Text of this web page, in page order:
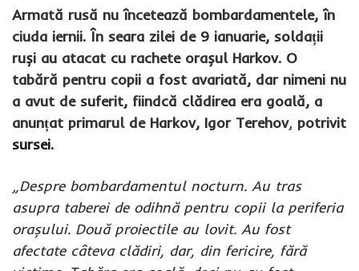
Armată rusă nu încetează bombardamentele, în
ciuda iernii. În seara zilei de 9 ianuarie, soldații
ruși au atacat cu rachete orașul Harkov. O
tabără pentru copii a fost avariată, dar nimeni nu
a avut de suferit, fiindcă clădirea era goală, a
anunțat primarul de Harkov, Igor Terehov, potrivit
sursei.
„Despre bombardamentul nocturn. Au tras
asupra taberei de odihnă pentru copii la periferia
orașului. Două proiectile au lovit. Au fost
afectate câteva clădiri, dar, din fericire, fără